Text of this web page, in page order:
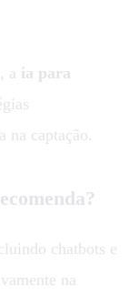
a ia para
na captação.
chatbots e
na